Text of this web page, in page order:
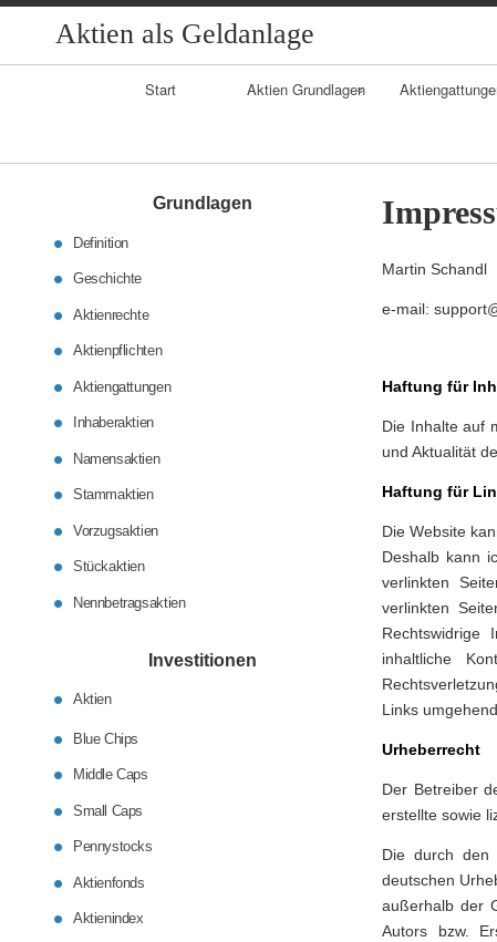
Aktien als Geldanlage
Start Aktien Grundlagen
Aktienrechte
Vorzugsaktien
Martin Schandl
e-mail:
Haftung für
Die Inhalte auf
und Aktualität
Haftung für
Die Website
Deshalb kann
verlinkten
verlinkten
Rechtswidrige
inhaltliche
Links
Urheberrecht
Der Betreiber
erstellte sowie
Die durch den
deutschen
außerhalb der
Autors bzw.
Grundlagen
Definition
Geschichte
Aktienrechte
Aktienpflichten
Aktiengattungen
Inhaberaktien
Namensaktien
Stammaktien
Vorzugsaktien
Stückaktien
Nennbetragsaktien
Investitionen
Aktien
Blue Chips
Middle Caps
Small Caps
Pennystocks
Aktienfonds
Aktienindex